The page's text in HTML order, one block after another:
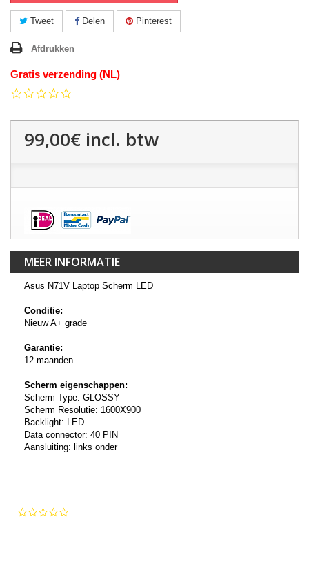
Tweet Delen Pinterest
Afdrukken
Gratis verzending (NL)
99,00€ incl. btw
MEER INFORMATIE
Asus N71V Laptop Scherm LED
Conditie:
Nieuw A+ grade
Garantie:
12 maanden
Scherm eigenschappen:
Scherm Type: GLOSSY
Scherm Resolutie: 1600X900
Backlight: LED
Data connector: 40 PIN
Aansluiting: links onder